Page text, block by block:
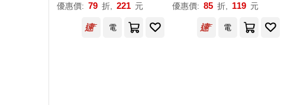
優惠價: 79 折, 221 元
優惠價: 85 折, 119 元
電 電